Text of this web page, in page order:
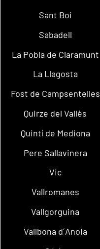
Sant Boi
Sabadell
La Pobla de Claramunt
La Llagosta
Fost de Campsentelles
Quirze del Vallès
Quintí de Mediona
Pere Sallavinera
Vic
Vallromanes
Vallgorguina
Vallbona d´Anoia